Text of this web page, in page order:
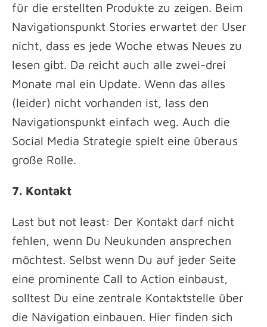
für die erstellten Produkte zu zeigen. Beim
Navigationspunkt Stories erwartet der User
nicht, dass es jede Woche etwas Neues zu
lesen gibt. Da reicht auch alle zwei-drei
Monate mal ein Update. Wenn das alles
(leider) nicht vorhanden ist, lass den
Navigationspunkt einfach weg. Auch die
Social Media Strategie spielt eine überaus
große Rolle.
7. Kontakt
Last but not least: Der Kontakt darf nicht
fehlen, wenn Du Neukunden ansprechen
möchtest. Selbst wenn Du auf jeder Seite
eine prominente Call to Action einbaust,
solltest Du eine zentrale Kontaktstelle über
die Navigation einbauen. Hier finden sich